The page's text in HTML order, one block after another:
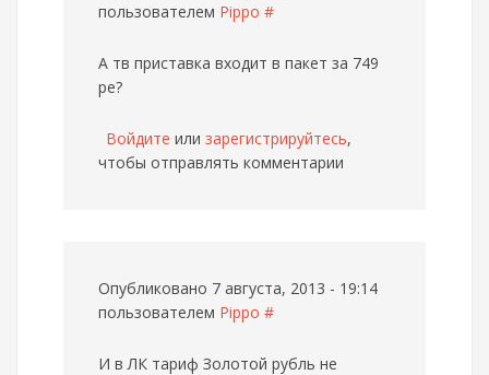
пользователем Pippo #
А тв приставка входит в пакет за 749
ре?
Войдите или зарегистрируйтесь,
чтобы отправлять комментарии
Опубликовано 7 августа, 2013 - 19:14
пользователем Pippo #
И в ЛК тариф Золотой рубль не